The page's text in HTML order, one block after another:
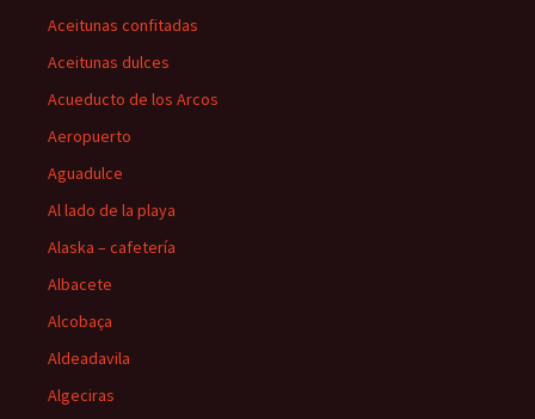
Aceitunas confitadas
Aceitunas dulces
Acueducto de los Arcos
Aeropuerto
Aguadulce
Al lado de la playa
Alaska – cafetería
Albacete
Alcobaça
Aldeadavila
Algeciras